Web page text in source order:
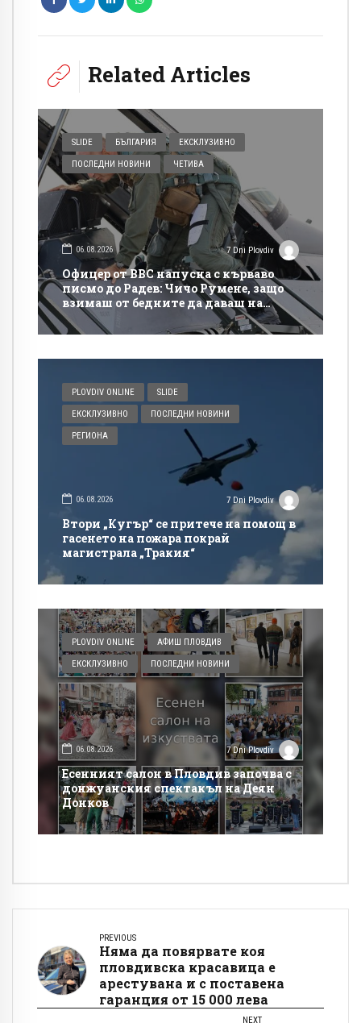
Related Articles
SLIDE БЪЛГАРИЯ ЕКСКЛУЗИВНО
ПОСЛЕДНИ НОВИНИ ЧЕТИВА
06.08.2026 7 Dni Plovdiv
Офицер от ВВС напусна с кърваво
писмо до Радев: Чичо Румене, защо
взимаш от бедните да даваш на
богатите?
PLOVDIV ONLINE SLIDE
ЕКСКЛУЗИВНО ПОСЛЕДНИ НОВИНИ
РЕГИОНА
06.08.2026 7 Dni Plovdiv
Втори „Кугър“ се притече на помощ в
гасенето на пожара покрай
магистрала „Тракия“
PLOVDIV ONLINE АФИШ ПЛОВДИВ
ЕКСКЛУЗИВНО ПОСЛЕДНИ НОВИНИ
06.08.2026 7 Dni Plovdiv
Есенният салон в Пловдив започва с
донжуанския спектакъл на Деян
Донков
PREVIOUS
Няма да повярвате коя
пловдивска красавица е
арестувана и с поставена
гаранция от 15 000 лева
NEXT